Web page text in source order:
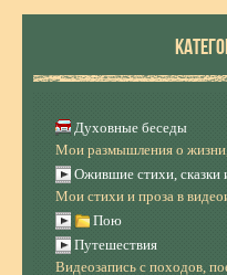
Духовные беседы
Мои размышления о
Ожившие стихи, сказки
Мои стихи и проза в
Пою
Путешествия
Видеозапись с походов,